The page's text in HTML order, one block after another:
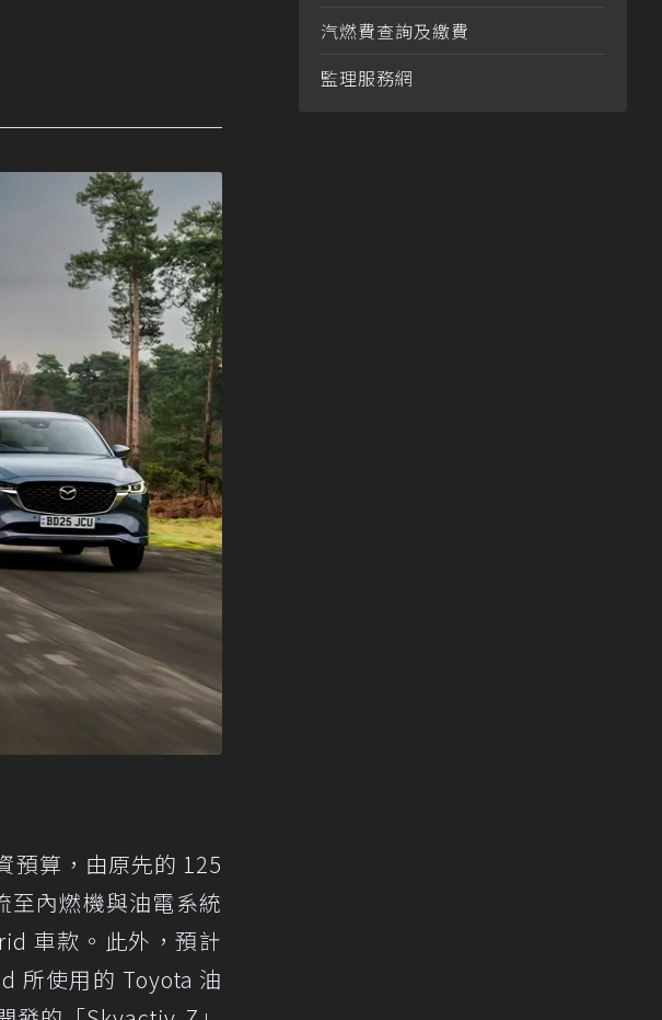
預算，由原先的 125
至內燃機與油電系統
車款。此外，預計
所使用的 Toyota 油
汽燃費查詢及繳費
監理服務網